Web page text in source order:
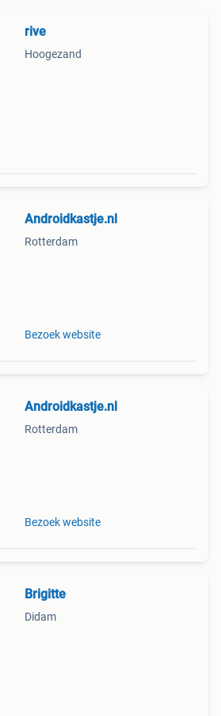
rive
Hoogezand
Androidkastje.nl
Rotterdam
Bezoek website
Androidkastje.nl
Rotterdam
Bezoek website
Brigitte
Didam